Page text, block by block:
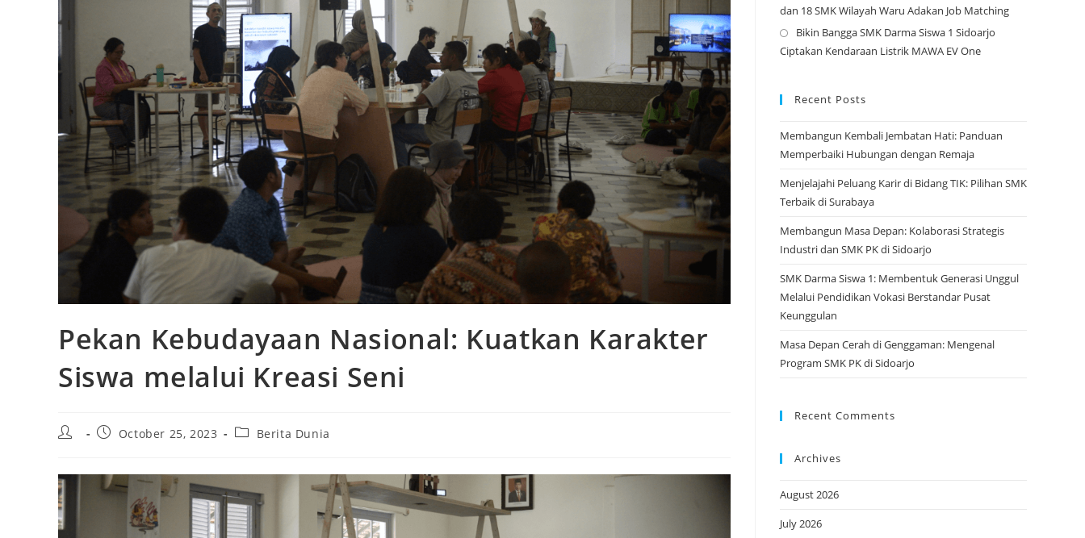
Pekan Kebudayaan Nasional: Kuatkan Karakter
Siswa melalui Kreasi Seni
Post
PostOctober 25, 2023
PostBerita Dunia
dan 18 SMK Wilayah Waru Adakan Job Matching
Bikin Bangga SMK Darma Siswa 1 Sidoarjo
Ciptakan Kendaraan Listrik MAWA EV One
Recent Posts
Membangun Kembali Jembatan Hati: Panduan
Memperbaiki Hubungan dengan Remaja
Menjelajahi Peluang Karir di Bidang TIK: Pilihan SMK
Terbaik di Surabaya
Membangun Masa Depan: Kolaborasi Strategis
Industri dan SMK PK di Sidoarjo
SMK Darma Siswa 1: Membentuk Generasi Unggul
Melalui Pendidikan Vokasi Berstandar Pusat
Keunggulan
Masa Depan Cerah di Genggaman: Mengenal
Program SMK PK di Sidoarjo
Recent Comments
Archives
August 2026
July 2026